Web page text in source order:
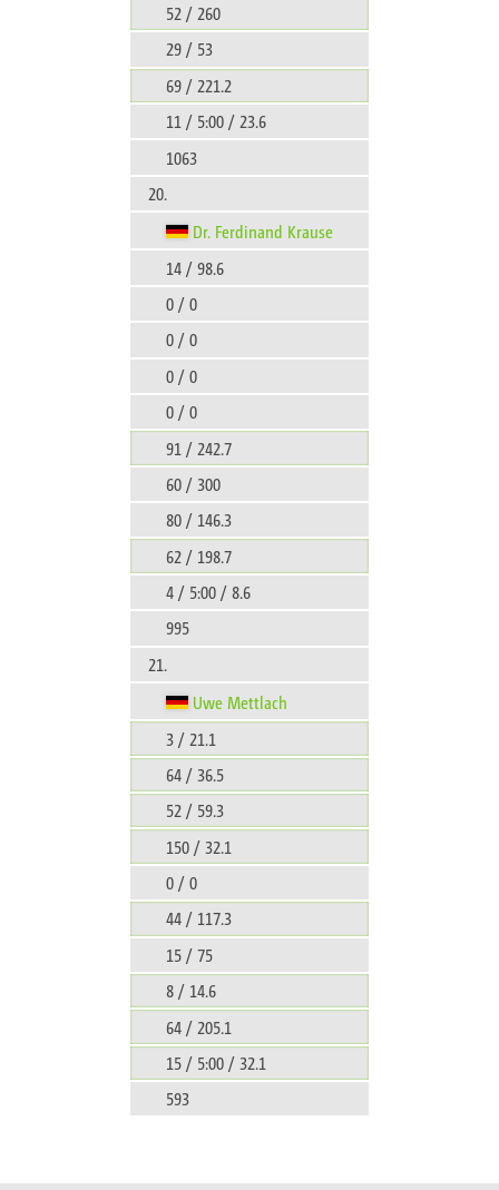
52 / 260
29 / 53
69 / 221.2
11 / 5:00 / 23.6
1063
20.
Dr. Ferdinand Krause
14 / 98.6
0 / 0
0 / 0
0 / 0
0 / 0
91 / 242.7
60 / 300
80 / 146.3
62 / 198.7
4 / 5:00 / 8.6
995
21.
Uwe Mettlach
3 / 21.1
64 / 36.5
52 / 59.3
150 / 32.1
0 / 0
44 / 117.3
15 / 75
8 / 14.6
64 / 205.1
15 / 5:00 / 32.1
593